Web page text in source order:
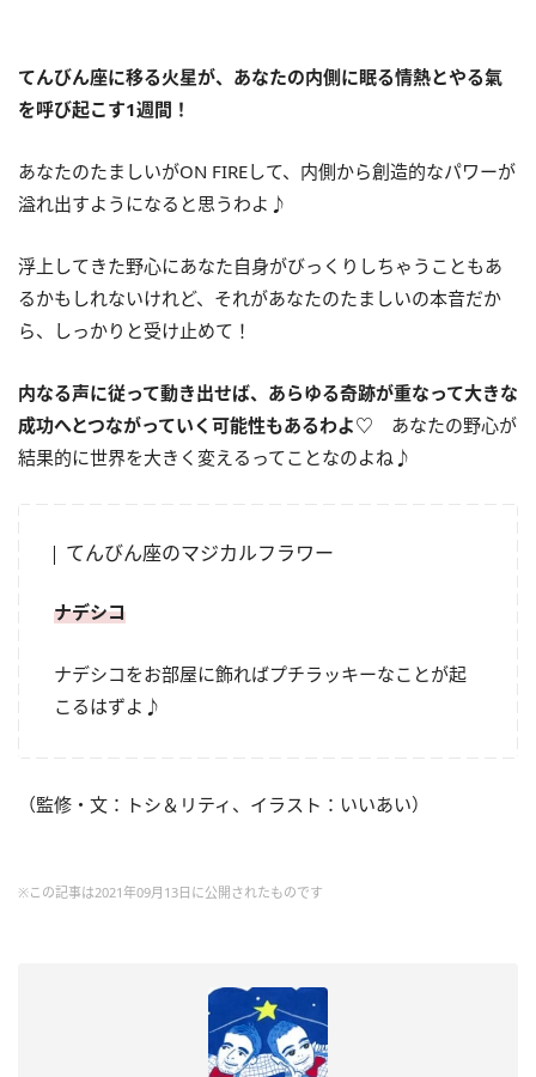
てんびん座に移る火星が、あなたの内側に眠る情熱とやる氣
を呼び起こす1週間！
あなたのたましいがON FIREして、内側から創造的なパワーが
溢れ出すようになると思うわよ♪
浮上してきた野心にあなた自身がびっくりしちゃうこともあ
るかもしれないけれど、それがあなたのたましいの本音だか
ら、しっかりと受け止めて！
内なる声に従って動き出せば、あらゆる奇跡が重なって大きな
成功へとつながっていく可能性もあるわよ♡ あなたの野心が
結果的に世界を大きく変えるってことなのよね♪
てんびん座のマジカルフラワー
ナデシコ
ナデシコをお部屋に飾ればプチラッキーなことが起
こるはずよ♪
（監修・文：トシ＆リティ、イラスト：いいあい）
※この記事は2021年09月13日に公開されたものです